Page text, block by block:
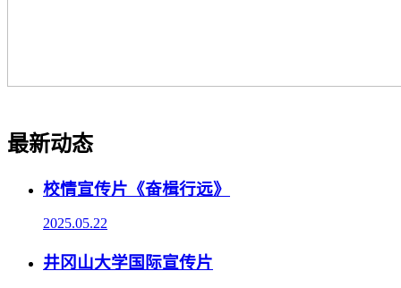
最新动态
校情宣传片《奋楫行远》
2025.05.22
井冈山大学国际宣传片